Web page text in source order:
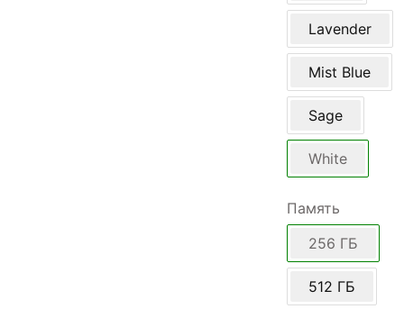
Lavender
Mist Blue
Sage
White
Память
256 ГБ
512 ГБ